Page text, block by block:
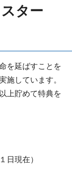
ター
を延ばすことを
施しています。
上貯めて特典を
日現在）